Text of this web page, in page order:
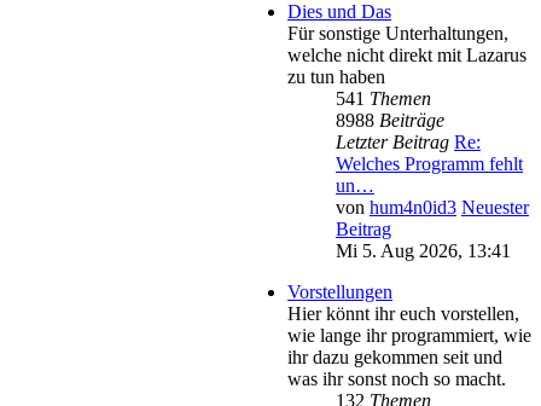
Dies und Das
Für sonstige Unterhaltungen,
welche nicht direkt mit Lazarus
zu tun haben
541 Themen
8988 Beiträge
Letzter Beitrag Re:
Welches Programm fehlt
un…
von hum4n0id3 Neuester
Beitrag
Mi 5. Aug 2026, 13:41
Vorstellungen
Hier könnt ihr euch vorstellen,
wie lange ihr programmiert, wie
ihr dazu gekommen seit und
was ihr sonst noch so macht.
132 Themen